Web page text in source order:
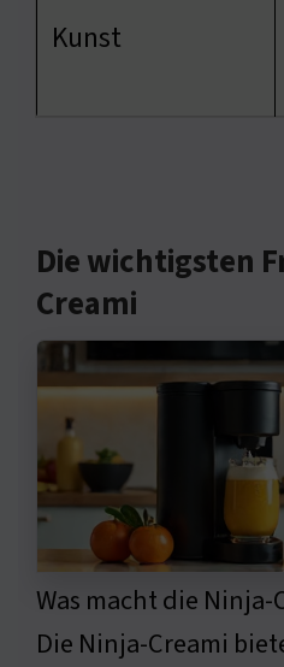
Kunst
Die wichtigsten
Creami
Was macht die Ninja-
Die Ninja-Creami